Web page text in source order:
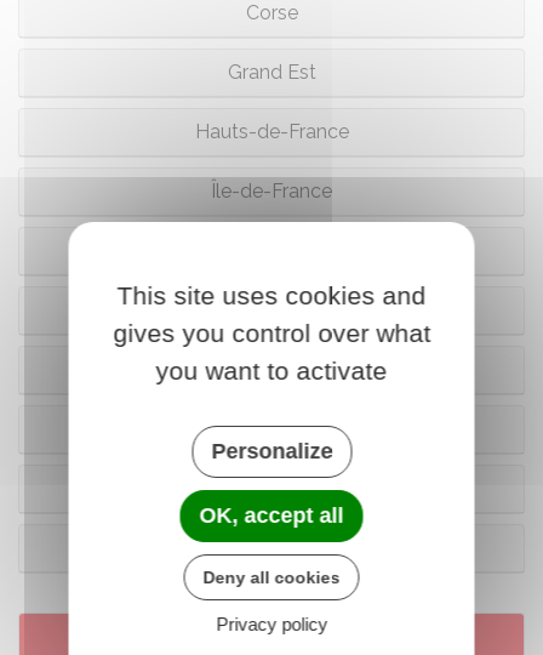
Corse
Grand Est
Hauts-de-France
Île-de-France
Nouvelle Aquitaine
Occitanie
Pays de la Loire
Provence-Alpes-Côte d'Azur (Paca)
Outre-mer
Services en ligne et formulaires
This site uses cookies and
gives you control over what
you want to activate
Personalize
OK, accept all
Deny all cookies
Privacy policy